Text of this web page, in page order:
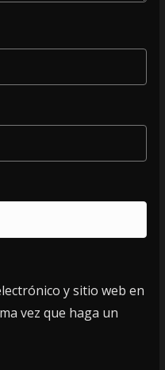
y sitio web en
vez que haga un